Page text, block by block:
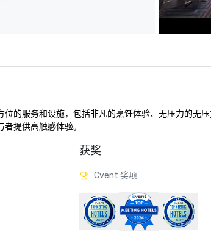
的服务和设施，包括非凡的烹饪体验、无压力的无
提供高触感体验。
获奖
Cvent 奖项